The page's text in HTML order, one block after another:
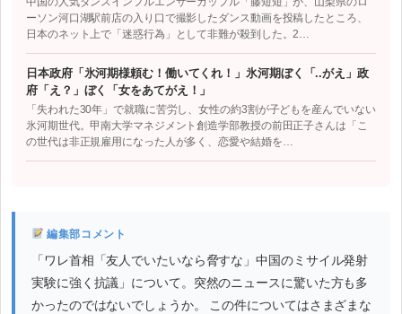
ーソン河口湖駅前店の入り口で撮影したダンス動画を投稿したところ、
日本のネット上で「迷惑行為」として非難が殺到した。2…
日本政府「氷河期様頼む！働いてくれ！」氷河期ぼく「..がえ」政
府「え？」ぼく「女をあてがえ！」
「失われた30年」で就職に苦労し、女性の約3割が子どもを産んでいない
氷河期世代。甲南大学マネジメント創造学部教授の前田正子さんは「こ
の世代は非正規雇用になった人が多く、恋愛や結婚を…
編集部コメント
「ワレ首相「友人でいたいなら脅すな」中国のミサイル発射
実験に強く抗議」について。突然のニュースに驚いた方も多
かったのではないでしょうか。 この件についてはさまざまな